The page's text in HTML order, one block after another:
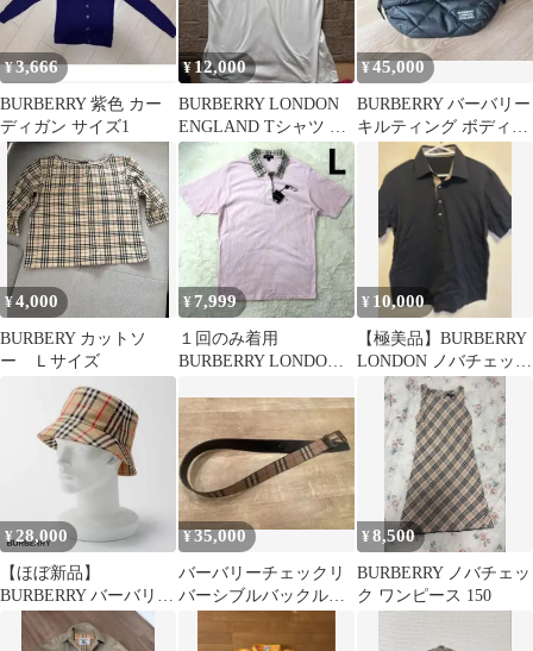
¥3,666
BURBERRY 紫色 カー
ディガン サイズ1
¥12,000
BURBERRY LONDON
ENGLAND Tシャツ ホ
ワイト
¥45,000
BURBERRY バーバリー
キルティング ボディバ
ッグ ブラック 正規品
¥4,000
BURBERY カットソ
ー Ｌサイズ
¥ 7,999
１回のみ着用
BURBERRY LONDON
チェック
¥ 10,000
【極美品】BURBERRY
LONDON ノバチェック
ホースロゴ ポロシャツ
¥28,000
【ほぼ新品】
BURBERRY バーバリー
バケットハット ノバ
チェック 現行
¥35,000
バーバリーチェックリ
バーシブルバックルベ
ル ト (レディース)
¥8,500
BURBERRY ノバチェッ
ク ワンピース 150